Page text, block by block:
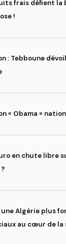
frais défient la
!
: Tebboune
« Obama »
en chute libre
Algérie plus
au cœur de